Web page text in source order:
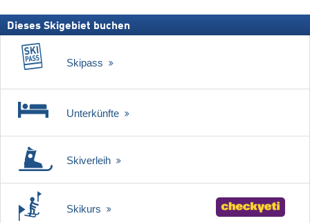
Dieses Skigebiet buchen
Skipass
Unterkünfte
Skiverleih
Skikurs